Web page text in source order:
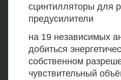
сцинтилляторы для
предусилители
на 19 независимых
добиться
собственном
чувствительный